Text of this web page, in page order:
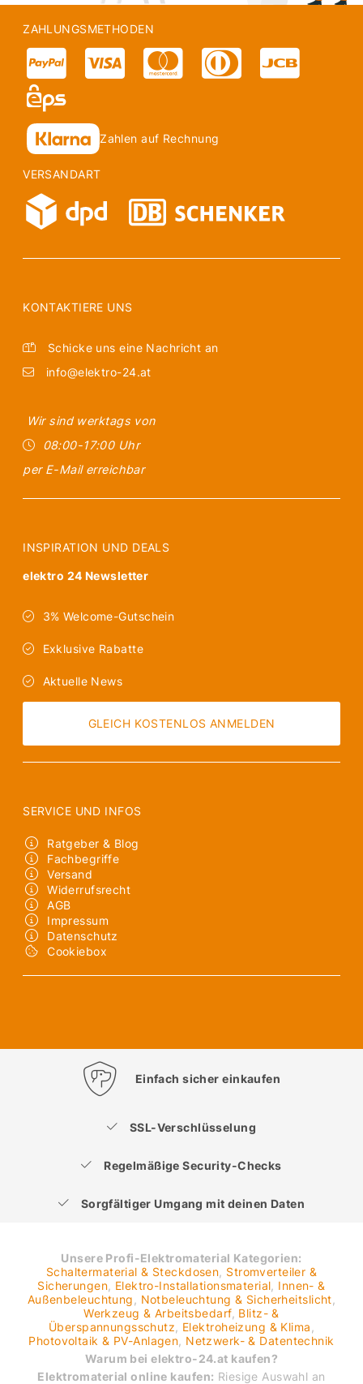
ZAHLUNGSMETHODEN
Zahlen auf Rechnung
VERSANDART
KONTAKTIERE UNS
Schicke uns eine Nachricht an
info@elektro-24.at
Wir sind werktags von
08:00-17:00 Uhr
per E-Mail erreichbar
INSPIRATION UND DEALS
elektro 24 Newsletter
3% Welcome-Gutschein
Exklusive Rabatte
Aktuelle News
GLEICH KOSTENLOS ANMELDEN
SERVICE UND INFOS
Ratgeber & Blog
Fachbegriffe
Versand
Widerrufsrecht
AGB
Impressum
Datenschutz
Cookiebox
Einfach sicher einkaufen
SSL-Verschlüsselung
Regelmäßige Security-Checks
Sorgfältiger Umgang mit deinen Daten
Unsere Profi-Elektromaterial Kategorien:
Schaltermaterial & Steckdosen Stromverteiler &
Sicherungen Elektro-Installationsmaterial Innen- &
Außenbeleuchtung
Notbeleuchtung & Sicherheitslicht
Werkzeug & Arbeitsbedarf, Blitz- &
Überspannungsschutz
Elektroheizung & Klima
Photovoltaik & PV-Anlagen Netzwerk- & Datentechnik
Warum bei elektro-24.at kaufen?
Elektromaterial online kaufen: Riesige Auswahl an